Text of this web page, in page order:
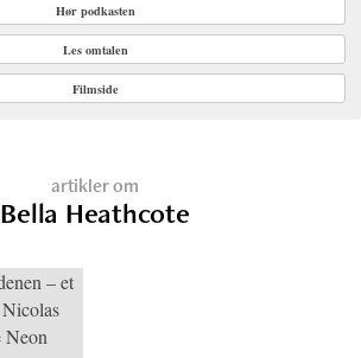
Hør podkasten
Les omtalen
Filmside
artikler om
Bella Heathcote